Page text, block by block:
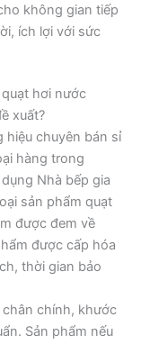
không gian tiếp
ích lợi với sức
hơi nước
xuất?
hiệu chuyên bán sỉ
hàng trong
Nhà bếp gia
sản phẩm quạt
được đem về
được cấp hóa
thời gian bảo
chính, khước
Sản phẩm nếu